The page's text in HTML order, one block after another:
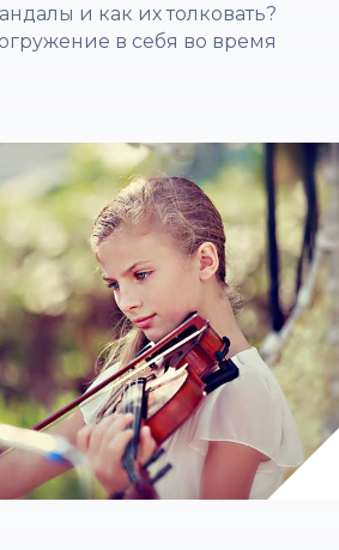
и как их толковать?
в себя во время